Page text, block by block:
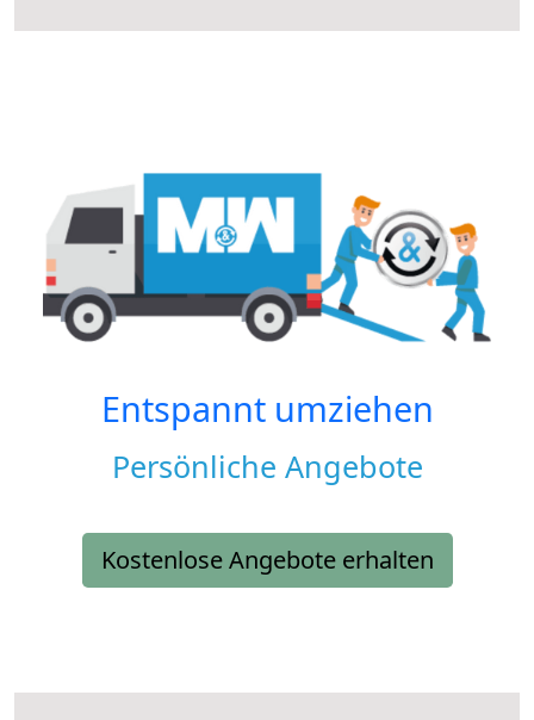
Entspannt umziehen
Persönliche Angebote
Kostenlose Angebote erhalten